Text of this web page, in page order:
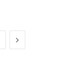
Siguiente